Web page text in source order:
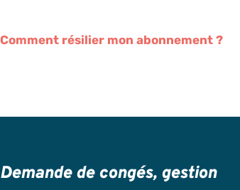
Comment résilier mon abonnement ?
Demande de congés, gestion